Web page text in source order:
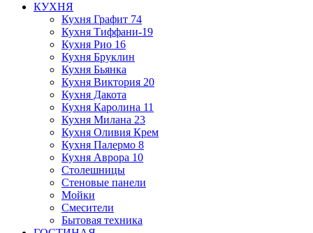
КУХНЯ
Кухня Графит 74
Кухня Тиффани-19
Кухня Рио 16
Кухня Бруклин
Кухня Бьянка
Кухня Виктория 20
Кухня Дакота
Кухня Каролина 11
Кухня Милана 23
Кухня Оливия Крем
Кухня Палермо 8
Кухня Аврора 10
Столешницы
Стеновые панели
Мойки
Смесители
Бытовая техника